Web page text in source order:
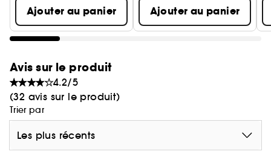
Ajouter au panier Ajouter au panier
Avis sur le produit
4.2/5
(32 avis sur le produit)
Trier par
Les plus récents